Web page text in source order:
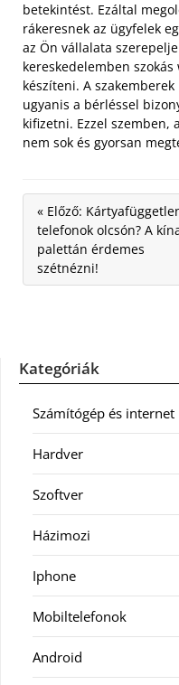
betekintést. Ezáltal
rákeresnek az ügyfelek
az Ön vállalata
kereskedelemben
készíteni. A
ugyanis a bérléssel
kifizetni. Ezzel szemben,
nem sok és gyorsan
« Előző:
telefonok olcsón? A
palettán érdemes
szétnézni!
Kategóriák
Számítógép és internet
Hardver
Szoftver
Házimozi
Iphone
Mobiltelefonok
Android